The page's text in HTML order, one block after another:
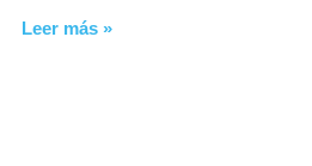
Leer más »